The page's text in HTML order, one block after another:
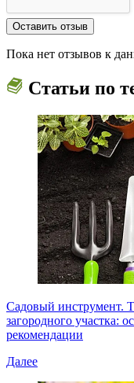
Пока нет отзывов к
Статьи по
Садовый инструмент.
загородного участка:
рекомендации
Далее